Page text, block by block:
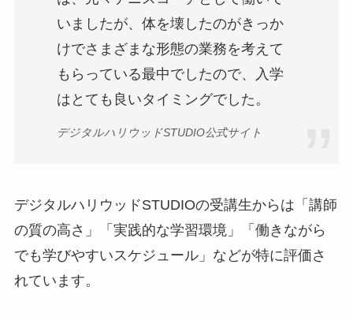
いましたが、体を壊したのがきっか
けでさまざまな形態の業務を考えて
もらっている最中でしたので、入学
はとても良いタイミングでした。
デジタルハリウッドSTUDIO公式サイト
デジタルハリウッドSTUDIOの受講生からは「講師
の質の高さ」「実践的な学習環境」「働きながら
でも学びやすいスケジュール」などが特に評価さ
れています。